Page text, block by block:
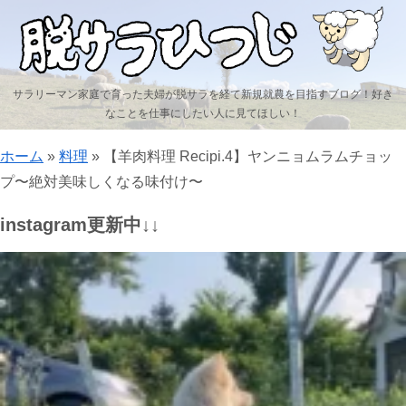
サラリーマン家庭で育った夫婦が脱サラを経て新規就農を目指すブログ！好き
なことを仕事にしたい人に見てほしい！
ホーム » 料理 » 【羊肉料理 Recipi.4】ヤンニョムラムチョッ
プ〜絶対美味しくなる味付け〜
instagram更新中↓↓